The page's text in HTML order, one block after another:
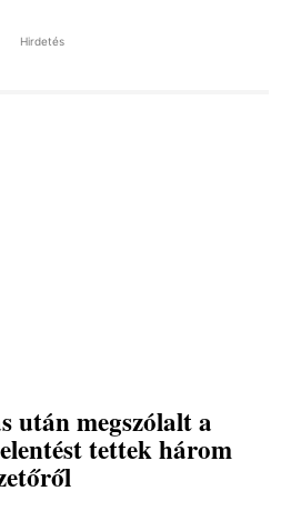
Hirdetés
után megszólalt a
tettek három